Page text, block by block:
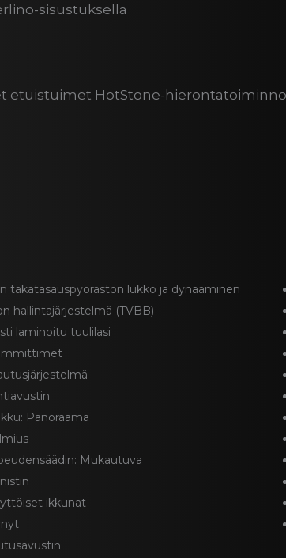
sisustuksella
etuistuimet HotStone-
takatasauspyörästön lukko ja dynaaminen
hallintajärjestelmä (TVBB)
laminoitu tuulilasi
Panoraama
Mukautuva
ikkunat